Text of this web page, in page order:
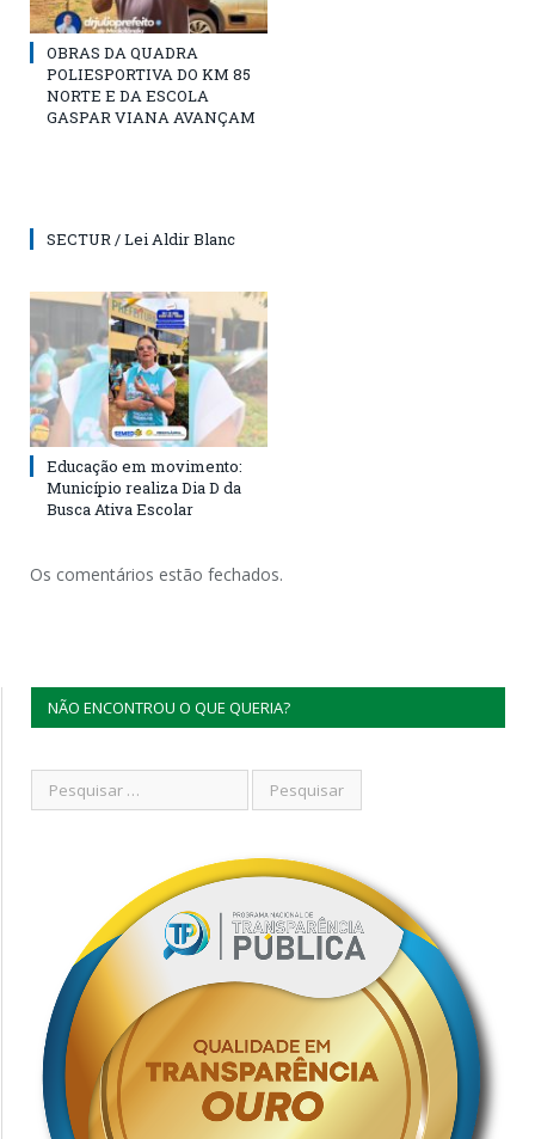
OBRAS DA QUADRA
POLIESPORTIVA DO KM 85
NORTE E DA ESCOLA
GASPAR VIANA AVANÇAM
SECTUR / Lei Aldir Blanc
Educação em movimento:
Município realiza Dia D da
Busca Ativa Escolar
Os comentários estão fechados.
NÃO ENCONTROU O QUE QUERIA?